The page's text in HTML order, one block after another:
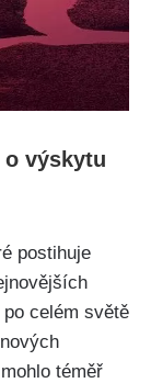
výskytu
postihuje
celém světě
téměř